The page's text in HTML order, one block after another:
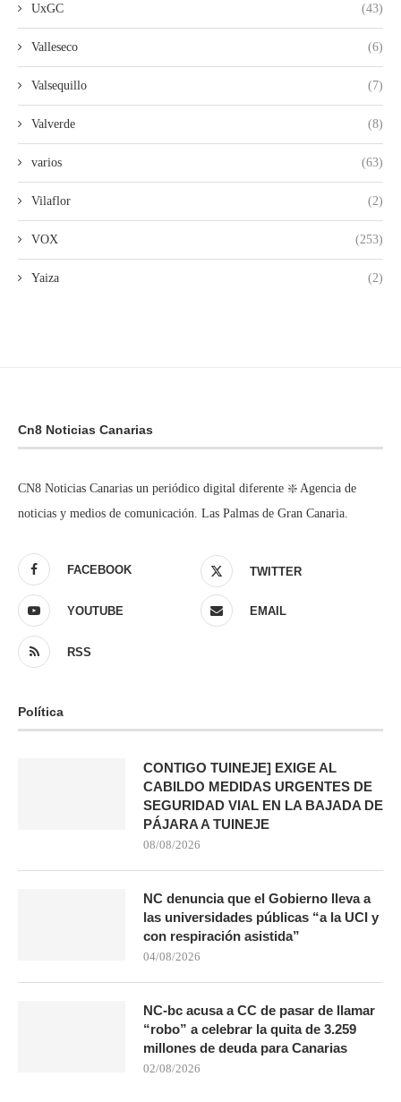
UxGC (43)
Valleseco (6)
Valsequillo (7)
Valverde (8)
varios (63)
Vilaflor (2)
VOX (253)
Yaiza (2)
Cn8 Noticias Canarias
CN8 Noticias Canarias un periódico digital diferente ❇️ Agencia de
noticias y medios de comunicación. Las Palmas de Gran Canaria.
FACEBOOK TWITTER
YOUTUBE EMAIL
RSS
Política
CONTIGO TUINEJE] EXIGE AL
CABILDO MEDIDAS URGENTES DE
SEGURIDAD VIAL EN LA BAJADA DE
PÁJARA A TUINEJE
08/08/2026
NC denuncia que el Gobierno lleva a
las universidades públicas “a la UCI y
con respiración asistida”
04/08/2026
NC-bc acusa a CC de pasar de llamar
“robo” a celebrar la quita de 3.259
millones de deuda para Canarias
02/08/2026